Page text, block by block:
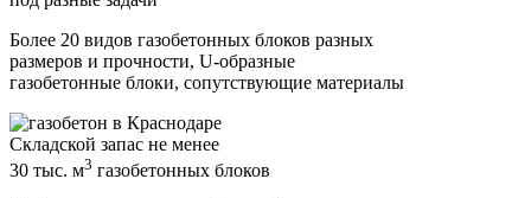
Более 20 видов газобетонных блоков разных
размеров и прочности, U-образные
газобетонные блоки, сопутствующие материалы
Складской запас не менее
30 тыс. м3 газобетонных блоков